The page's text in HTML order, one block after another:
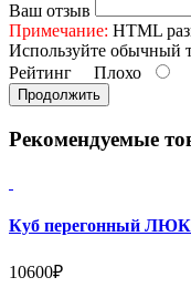
Ваш отзыв
Примечание: HTML
Используйте обычный
Рейтинг Плохо
Продолжить
Рекомендуемые
Куб перегонный
10600₽